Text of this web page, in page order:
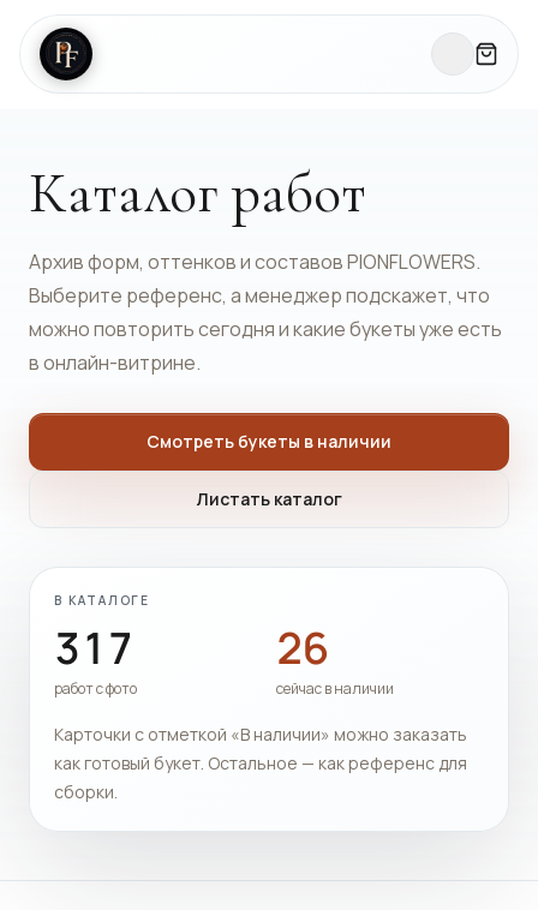
Каталог работ
Архив форм, оттенков и составов PIONFLOWERS.
Выберите референс, а менеджер подскажет, что
можно повторить сегодня и какие букеты уже есть
в онлайн-витрине.
Смотреть букеты в наличии
Листать каталог
В КАТАЛОГЕ
317
работ с фото
26
сейчас в наличии
Карточки с отметкой «В наличии» можно заказать
как готовый букет. Остальное — как референс для
сборки.